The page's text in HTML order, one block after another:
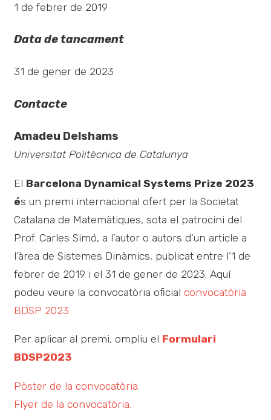
1 de febrer de 2019
Data de tancament
31 de gener de 2023
Contacte
Amadeu Delshams
Universitat Politècnica de Catalunya
El Barcelona Dynamical Systems Prize 2023
és un premi internacional ofert per la Societat
Catalana de Matemàtiques, sota el patrocini del
Prof. Carles Simó, a l’autor o autors d’un article a
l’àrea de Sistemes Dinàmics, publicat entre l’1 de
febrer de 2019 i el 31 de gener de 2023. Aquí
podeu veure la convocatòria oficial convocatòria
BDSP 2023
Per aplicar al premi, ompliu el Formulari
BDSP2023
Pòster de la convocatòria.
Flyer de la convocatòria.